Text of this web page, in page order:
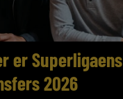
er Superligaens
2026